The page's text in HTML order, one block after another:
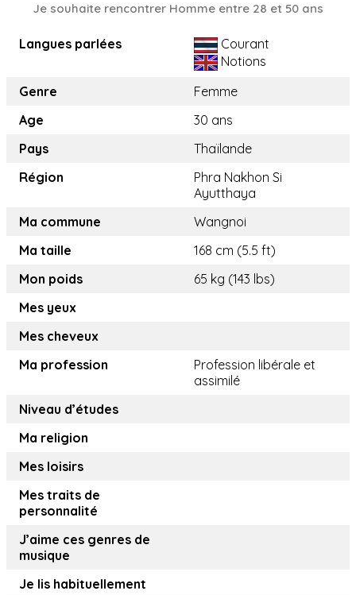
Je souhaite rencontrer Homme entre 28 et 50 ans
Langues parlées
Courant
Notions
Genre
Femme
Age
30 ans
Pays
Thaïlande
Région
Phra Nakhon Si
Ayutthaya
Ma commune
Wangnoi
Ma taille
168 cm (5.5 ft)
Mon poids
65 kg (143 lbs)
Mes yeux
Mes cheveux
Ma profession
Profession libérale et
assimilé
Niveau d’études
Ma religion
Mes loisirs
Mes traits de
personnalité
J’aime ces genres de
musique
Je lis habituellement